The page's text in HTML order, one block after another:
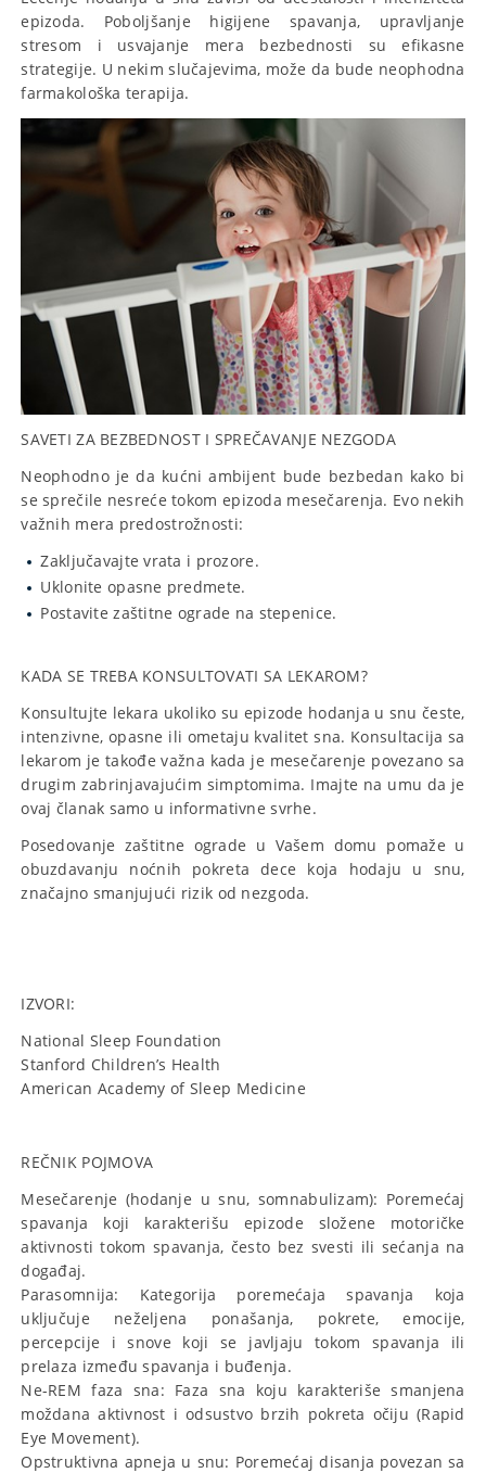
epizoda. Poboljšanje higijene spavanja, upravljanje
stresom i usvajanje mera bezbednosti su efikasne
strategije. U nekim slučajevima, može da bude neophodna
farmakološka terapija.
SAVETI ZA BEZBEDNOST I SPREČAVANJE NEZGODA
Neophodno je da kućni ambijent bude bezbedan kako bi
se sprečile nesreće tokom epizoda mesečarenja. Evo nekih
važnih mera predostrožnosti:
Zaključavajte vrata i prozore.
Uklonite opasne predmete.
Postavite zaštitne ograde na stepenice.
KADA SE TREBA KONSULTOVATI SA LEKAROM?
Konsultujte lekara ukoliko su epizode hodanja u snu česte,
intenzivne, opasne ili ometaju kvalitet sna. Konsultacija sa
lekarom je takođe važna kada je mesečarenje povezano sa
drugim zabrinjavajućim simptomima. Imajte na umu da je
ovaj članak samo u informativne svrhe.
Posedovanje zaštitne ograde u Vašem domu pomaže u
obuzdavanju noćnih pokreta dece koja hodaju u snu,
značajno smanjujući rizik od nezgoda.
IZVORI:
National Sleep Foundation
Stanford Children’s Health
American Academy of Sleep Medicine
REČNIK POJMOVA
Mesečarenje (hodanje u snu, somnabulizam): Poremećaj
spavanja koji karakterišu epizode složene motoričke
aktivnosti tokom spavanja, često bez svesti ili sećanja na
događaj.
Parasomnija: Kategorija poremećaja spavanja koja
uključuje neželjena ponašanja, pokrete, emocije,
percepcije i snove koji se javljaju tokom spavanja ili
prelaza između spavanja i buđenja.
Ne-REM faza sna: Faza sna koju karakteriše smanjena
moždana aktivnost i odsustvo brzih pokreta očiju (Rapid
Eye Movement).
Opstruktivna apneja u snu: Poremećaj disanja povezan sa